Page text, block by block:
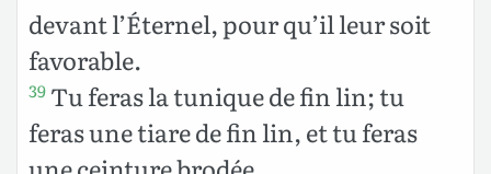
devant l’Éternel, pour qu’il leur soit
favorable.
39 Tu feras la tunique de fin lin; tu
feras une tiare de fin lin, et tu feras